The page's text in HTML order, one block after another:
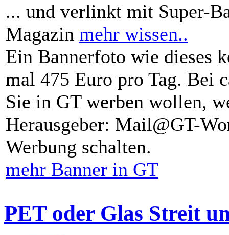
... und verlinkt mit Super-
Magazin mehr wissen..
Ein Bannerfoto wie dieses
mal 475 Euro pro Tag. Bei
Sie in GT werben wollen,
Herausgeber: Mail@GT-
Werbung schalten.
mehr Banner in GT
PET oder Glas Streit